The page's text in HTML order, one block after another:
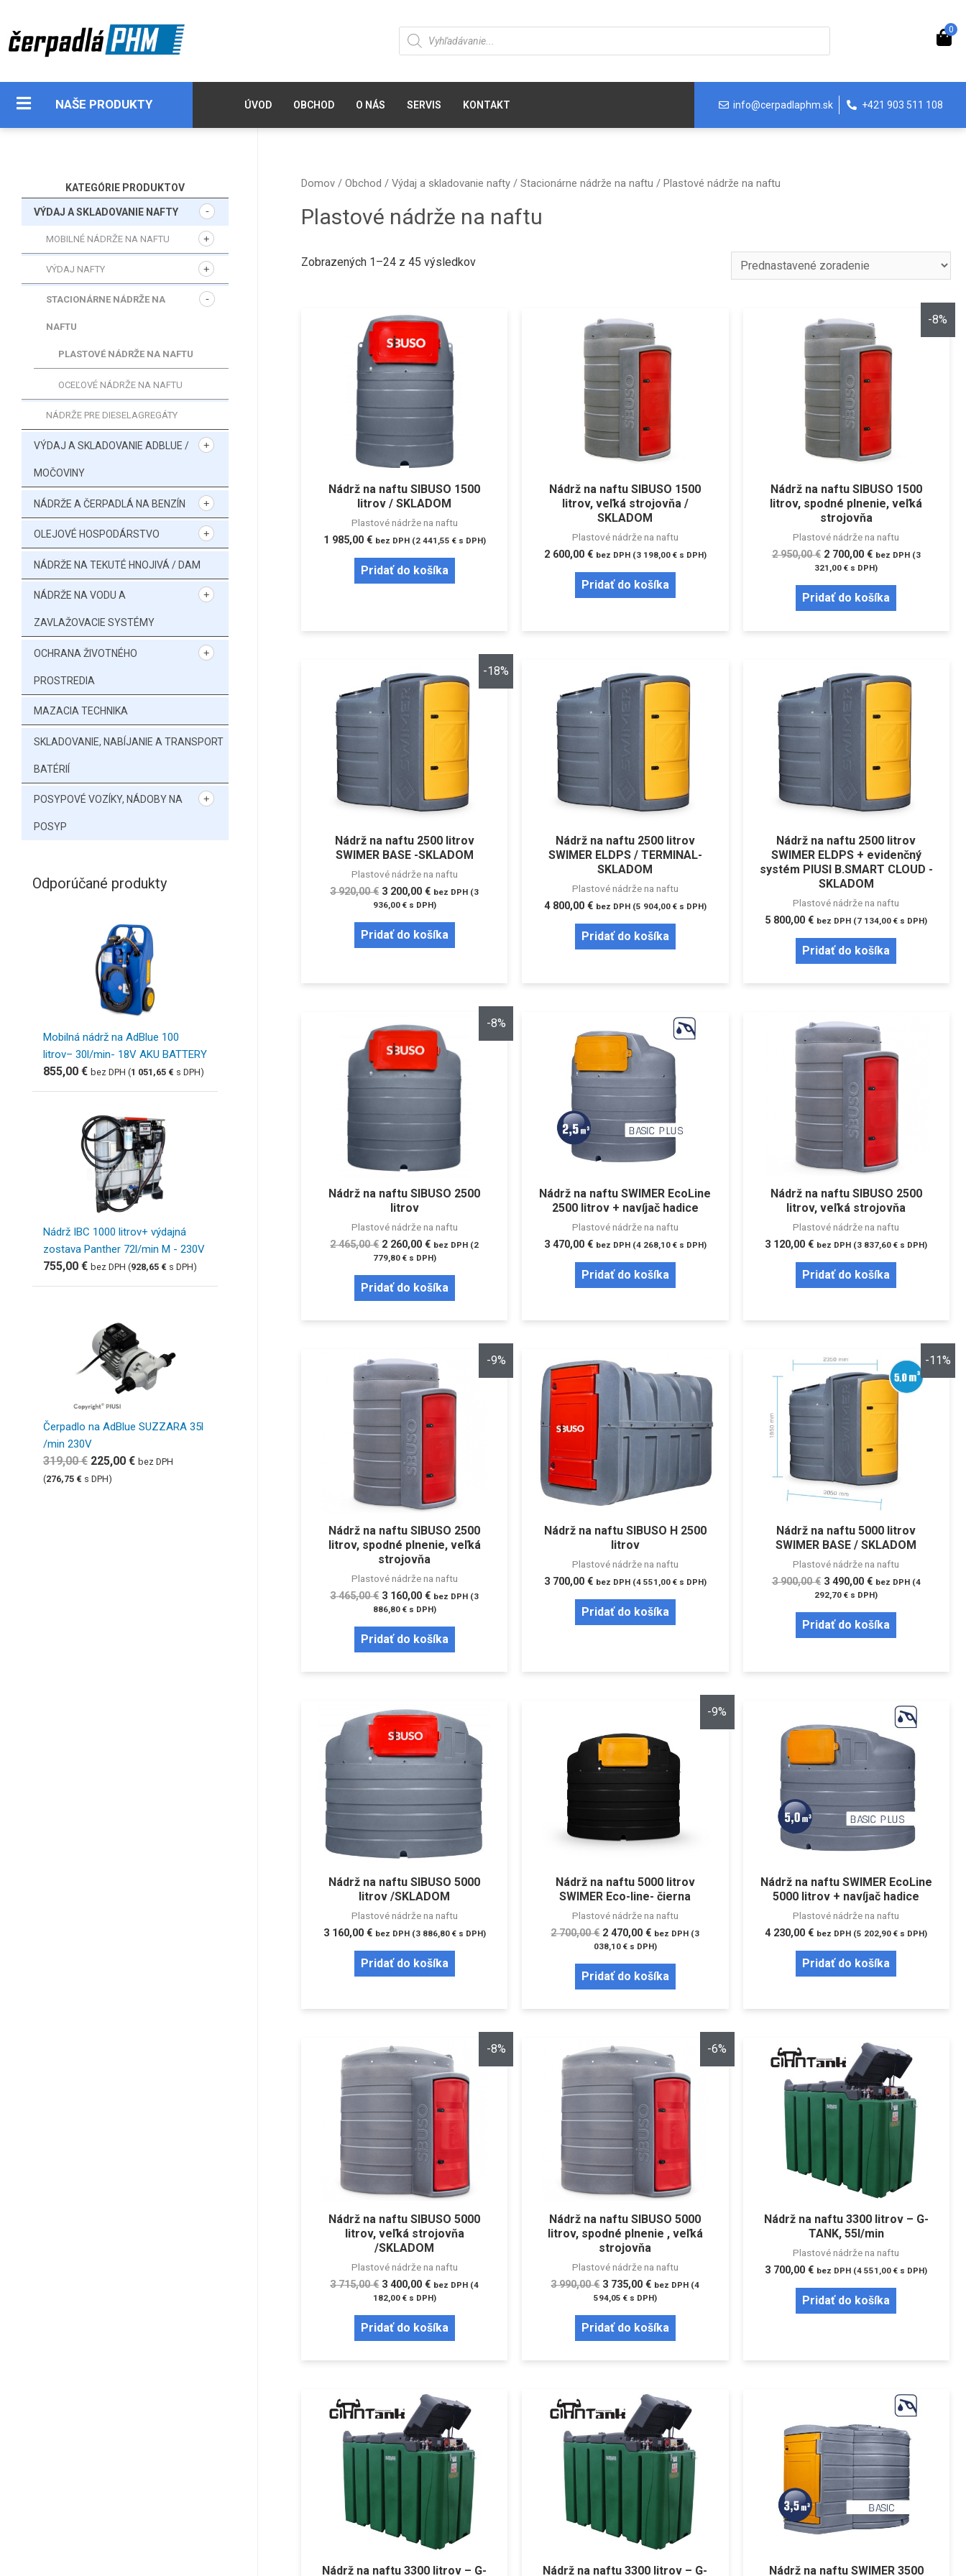
0
NAŠE PRODUKTY ÚVOD OBCHOD O NÁS SERVIS KONTAKT info@cerpadlaphm.sk +421 903 511 108
KATEGÓRIE PRODUKTOV
VÝDAJ A SKLADOVANIE NAFTY
MOBILNÉ NÁDRŽE NA NAFTU
VÝDAJ NAFTY
STACIONÁRNE NÁDRŽE NA
NAFTU
PLASTOVÉ NÁDRŽE NA NAFTU
OCEĽOVÉ NÁDRŽE NA NAFTU
NÁDRŽE PRE DIESELAGREGÁTY
VÝDAJ A SKLADOVANIE ADBLUE /
MOČOVINY
NÁDRŽE A ČERPADLÁ NA BENZÍN
OLEJOVÉ HOSPODÁRSTVO
NÁDRŽE NA TEKUTÉ HNOJIVÁ / DAM
NÁDRŽE NA VODU A
ZAVLAŽOVACIE SYSTÉMY
OCHRANA ŽIVOTNÉHO
PROSTREDIA
MAZACIA TECHNIKA
SKLADOVANIE, NABÍJANIE A TRANSPORT
BATÉRIÍ
POSYPOVÉ VOZÍKY, NÁDOBY NA
POSYP
Odporúčané produkty
Mobilná nádrž na AdBlue 100
litrov– 30l/min- 18V AKU BATTERY
855,00 € bez DPH (1 051,65 € s DPH)
Nádrž IBC 1000 litrov+ výdajná
zostava Panther 72l/min M - 230V
755,00 € bez DPH (928,65 € s DPH)
Čerpadlo na AdBlue SUZZARA 35l
/min 230V
319,00€ 225,00 € bez DPH
(276,75 € s DPH)
Domov /Obchod /Výdaj a skladovanie nafty /Stacionárne nádrže na naftu / Plastové nádrže na naftu
Plastové nádrže na naftu
Zobrazených 1–24 z 45 výsledkov
Nádrž na naftu SIBUSO 1500
litrov / SKLADOM
Plastové nádrže na naftu
1 985,00 € bez DPH (2 441,55 €s DPH)
Pridať do košíka
Nádrž na naftu SIBUSO 1500
litrov, veľká strojovňa /
SKLADOM
Plastové nádrže na naftu
2 600,00 € bez DPH (3 198,00 €s DPH)
Pridať do košíka
-8%
Nádrž na naftu SIBUSO 1500
litrov, spodné plnenie, veľká
strojovňa
Plastové nádrže na naftu
2 950,00€ 2 700,00 € bez DPH (3
321,00€ s DPH)
Pridať do košíka
-18%
Nádrž na naftu 2500 litrov
SWIMER BASE -SKLADOM
Plastové nádrže na naftu
3 920,00€ 3 200,00€ bez DPH (3
936,00 €s DPH)
Pridať do košíka
Nádrž na naftu 2500 litrov
SWIMER ELDPS / TERMINAL-
SKLADOM
Plastové nádrže na naftu
4 800,00 € bez DPH (5 904,00 €s DPH)
Pridať do košíka
Nádrž na naftu 2500 litrov
SWIMER ELDPS + evidenčný
systém PIUSI B.SMART CLOUD -
SKLADOM
Plastové nádrže na naftu
5 800,00€ bez DPH (7 134,00€ s DPH)
Pridať do košíka
-8%
Nádrž na naftu SIBUSO 2500
litrov
Plastové nádrže na naftu
2 465,00€ 2 260,00€ bez DPH (2
779,80 €s DPH)
Pridať do košíka
Nádrž na naftu SWIMER EcoLine
2500 litrov + navíjač hadice
Plastové nádrže na naftu
3 470,00 € bez DPH (4 268,10 €s DPH)
Pridať do košíka
Nádrž na naftu SIBUSO 2500
litrov, veľká strojovňa
Plastové nádrže na naftu
3 120,00€ bez DPH (3 837,60€ s DPH)
Pridať do košíka
-9%
Nádrž na naftu SIBUSO 2500
litrov, spodné plnenie, veľká
strojovňa
Plastové nádrže na naftu
3 465,00€ 3 160,00€ bez DPH (3
886,80 €s DPH)
Pridať do košíka
Nádrž na naftu SIBUSO H 2500
litrov
Plastové nádrže na naftu
3 700,00 € bez DPH (4 551,00 €s DPH)
Pridať do košíka
-11%
Nádrž na naftu 5000 litrov
SWIMER BASE / SKLADOM
Plastové nádrže na naftu
3 900,00€ 3 490,00 € bez DPH (4
292,70€ s DPH)
Pridať do košíka
Nádrž na naftu SIBUSO 5000
litrov /SKLADOM
Plastové nádrže na naftu
3 160,00 € bez DPH (3 886,80 €s DPH)
Pridať do košíka
-9%
Nádrž na naftu 5000 litrov
SWIMER Eco-line- čierna
Plastové nádrže na naftu
2 700,00€ 2 470,00€ bez DPH (3
038,10 €s DPH)
Pridať do košíka
Nádrž na naftu SWIMER EcoLine
5000 litrov + navíjač hadice
Plastové nádrže na naftu
4 230,00€ bez DPH (5 202,90€ s DPH)
Pridať do košíka
-8%
Nádrž na naftu SIBUSO 5000
litrov, veľká strojovňa
/SKLADOM
Plastové nádrže na naftu
3 715,00€ 3 400,00€ bez DPH (4
182,00 €s DPH)
Pridať do košíka
-6%
Nádrž na naftu SIBUSO 5000
litrov, spodné plnenie , veľká
strojovňa
Plastové nádrže na naftu
3 990,00€ 3 735,00€ bez DPH (4
594,05 €s DPH)
Pridať do košíka
Nádrž na naftu 3300 litrov – G-
TANK, 55l/min
Plastové nádrže na naftu
3 700,00€ bez DPH (4 551,00€ s DPH)
Pridať do košíka
Nádrž na naftu 3300 litrov – G- Nádrž na naftu 3300 litrov – G- Nádrž na naftu SWIMER 3500